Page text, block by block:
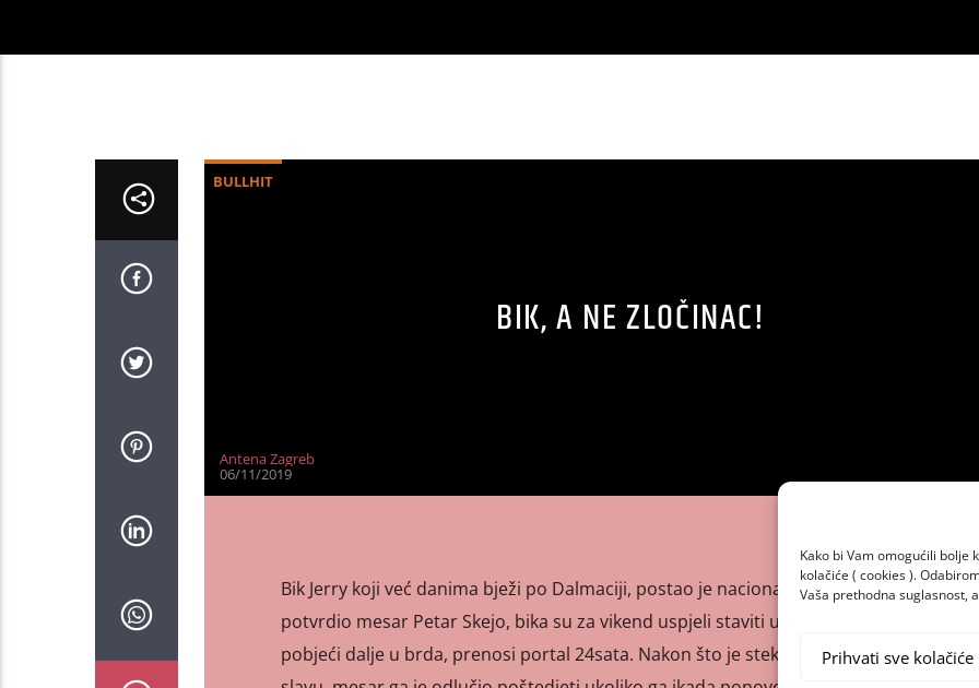
Kako bi Vam omogućili bolje
kolačiće ( cookies ).
Vaša prethodna suglasnost,
Prihvati sve kolačiće
BULLHIT
BIK, A NE ZLOČINAC!
Antena Zagreb
06/11/2019
Bik Jerry koji već danima bježi po Dalmaciji, postao je nacionalni heroj. Kako je
potvrdio mesar Petar Skejo, bika su za vikend uspjeli staviti u tor ali Jerry je odlučio
pobjeći dalje u brda, prenosi portal 24sata. Nakon što je stekao svoju internetsku